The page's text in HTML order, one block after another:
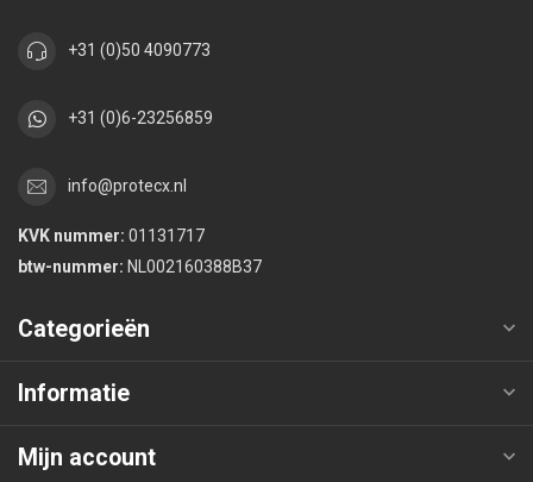
+31 (0)50 4090773
+31 (0)6-23256859
info@protecx.nl
KVK nummer: 01131717
btw-nummer: NL002160388B37
Categorieën
Informatie
Mijn account